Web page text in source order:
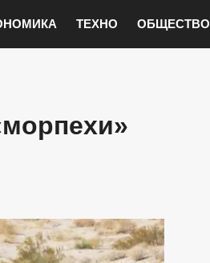
ТЕХНО ОБЩЕСТВО